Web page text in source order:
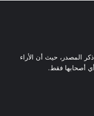
المصدر، حيث أن الأراء
أصحابها فقط.